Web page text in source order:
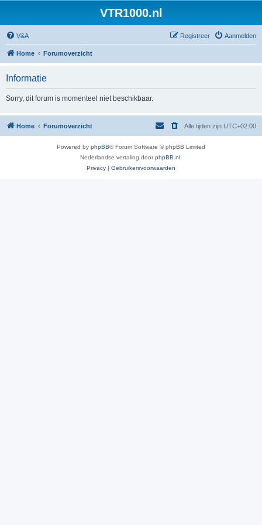
VTR1000.nl
V&A Aanmelden
Registreer
Home Forumoverzicht
Informatie
Sorry, dit forum is momenteel niet beschikbaar.
Home Forumoverzicht Alle tijden zijn UTC+02:00
Powered by phpBB® Forum Software © phpBB Limited
Nederlandse vertaling doorphpBB.nl
Privacy | Gebruikersvoorwaarden